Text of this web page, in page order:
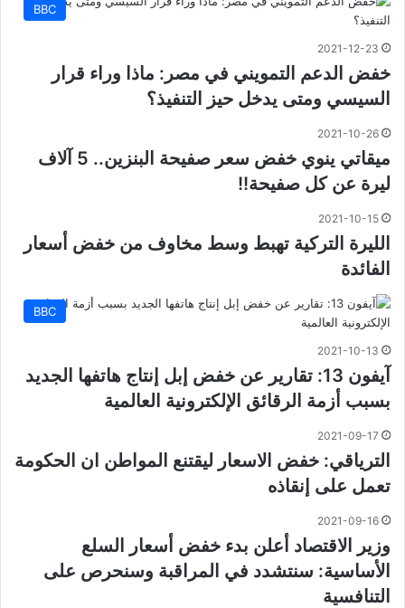
BBC
2021-12-23
خفض الدعم التمويني في مصر: ماذا وراء قرار
السيسي ومتى يدخل حيز التنفيذ؟
2021-10-26
ميقاتي ينوي خفض سعر صفيحة البنزين.. 5 آلاف
ليرة عن كل صفيحة!!
2021-10-15
الليرة التركية تهبط وسط مخاوف من خفض أسعار
الفائدة
BBC
2021-10-13
آيفون 13: تقارير عن خفض إبل إنتاج هاتفها الجديد
بسبب أزمة الرقائق الإلكترونية العالمية
2021-09-17
الترياقي: خفض الاسعار ليقتنع المواطن ان الحكومة
تعمل على إنقاذه
2021-09-16
وزير الاقتصاد أعلن بدء خفض أسعار السلع
الأساسية: سنتشدد في المراقبة وسنحرص على
التنافسية